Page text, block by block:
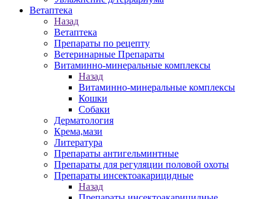
Ветаптека
Назад
Ветаптека
Препараты по рецепту
Ветеринарные Препараты
Витаминно-минеральные комплексы
Назад
Витаминно-минеральные комплексы
Кошки
Собаки
Дерматология
Крема,мази
Литература
Препараты антигельминтные
Препараты для регуляции половой охоты
Препараты инсектоакарицидные
Назад